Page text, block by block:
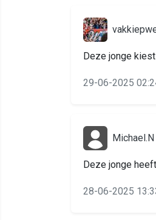
Deze jonge
29-06-2025
Michael.N
Deze jonge
28-06-2025